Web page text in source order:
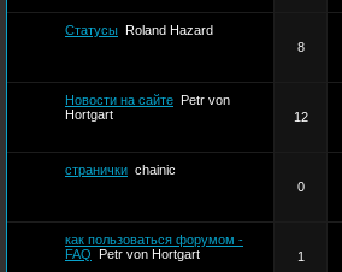
Статусы Roland Hazard
8
Новости на сайте Petr von
Hortgart
12
странички chainic
0
как пользоваться форумом -
FAQ Petr von Hortgart 1